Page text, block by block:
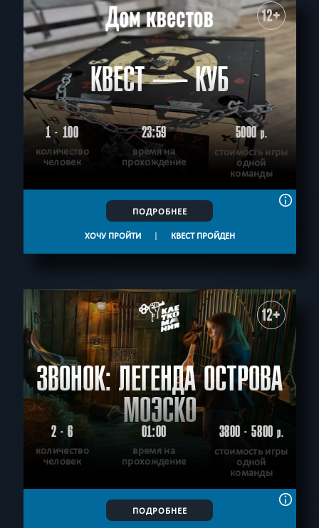
12+
КВЕСТ — КУБ
1 - 100
количество
человек
23:59
время на
прохождение
5000р.
стоимость игры
одной
команды
ПОДРОБНЕЕ
ХОЧУ ПРОЙТИ | КВЕСТ ПРОЙДЕН
12+
ЗВОНОК: ЛЕГЕНДА ОСТРОВА
МОЭСКО
2 - 6
количество
человек
01:00
время на
прохождение
3800 - 5800р.
стоимость игры
одной
команды
ПОДРОБНЕЕ